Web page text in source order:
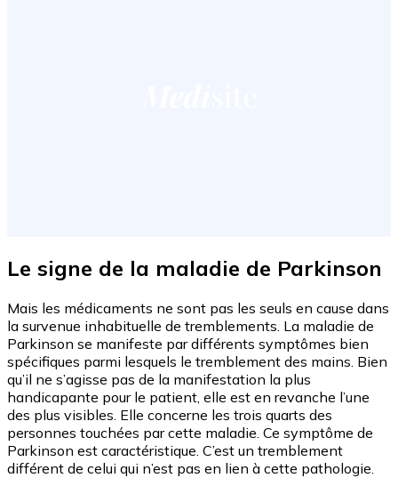
Le signe de la maladie de Parkinson
Mais les médicaments ne sont pas les seuls en cause dans
la survenue inhabituelle de tremblements. La maladie de
Parkinson se manifeste par différents symptômes bien
spécifiques parmi lesquels le tremblement des mains. Bien
qu’il ne s’agisse pas de la manifestation la plus
handicapante pour le patient, elle est en revanche l’une
des plus visibles. Elle concerne les trois quarts des
personnes touchées par cette maladie. Ce symptôme de
Parkinson est caractéristique. C’est un tremblement
différent de celui qui n’est pas en lien à cette pathologie.